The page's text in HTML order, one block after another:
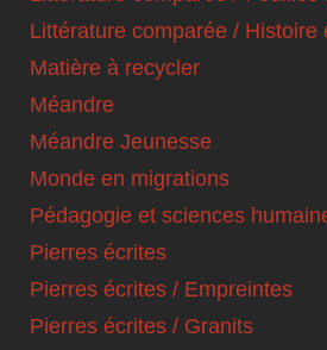
Littérature comparée / Histoire
Matière à recycler
Méandre
Méandre Jeunesse
Monde en migrations
Pédagogie et sciences
Pierres écrites
Pierres écrites / Empreintes
Pierres écrites / Granits